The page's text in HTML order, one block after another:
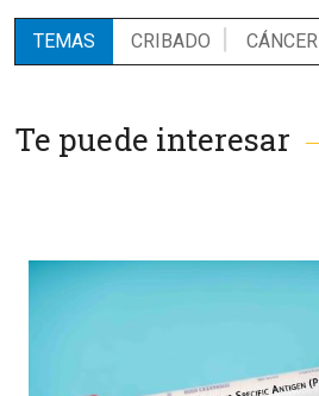
TEMAS CRIBADO CÁNCER
Te puede interesar